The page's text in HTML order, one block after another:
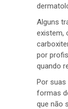
Alguns
existem,
por
quando
Por suas
formas
que não